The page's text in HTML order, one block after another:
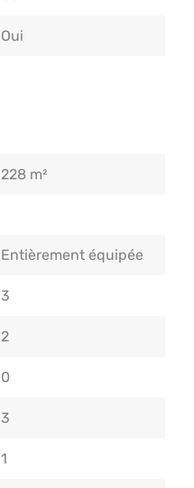
Oui
228 m²
Entièrement équipée
3
2
0
3
1